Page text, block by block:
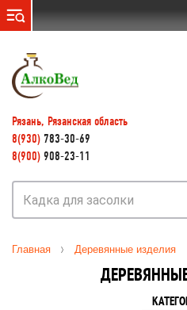
Рязань, Рязанская область
8(930) 783-30-69
8(900) 908-23-11
Главная Деревянные изделия